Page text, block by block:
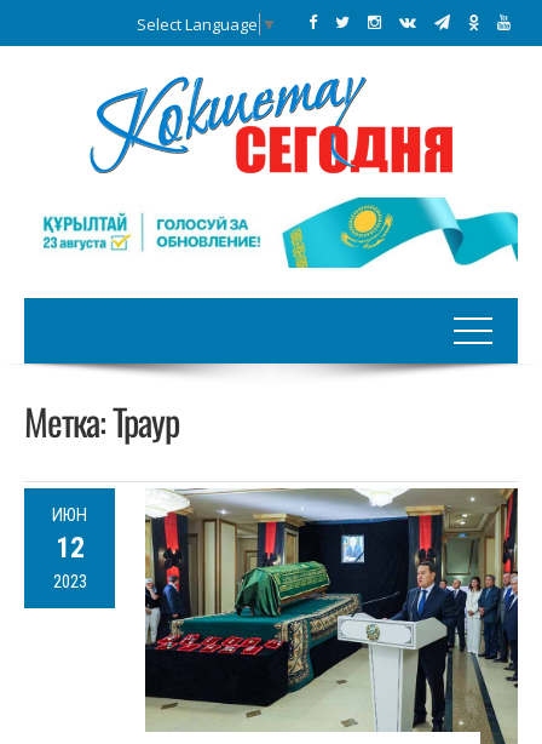
Select Language ▼
Метка:Траур
ИЮН
12
2023